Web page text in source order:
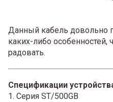
Данный кабель довольно
каких-либо особенностей,
радовать.
Спецификации
1. Серия ST/500GB